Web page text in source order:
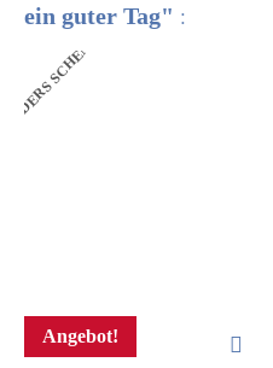
ein guter Tag" :
ANDERS SCHENKEN
Angebot!